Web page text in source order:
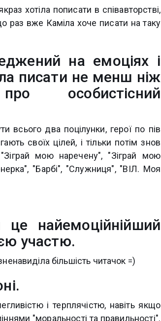
хотіла пописати в співавторстві,
раз вже Каміла хоче писати на таку
на емоціях і
писати не менш ніж
особистісний
два поцілунки, герої по пів
своїх цілей, і тільки потім знов
мою наречену", "Зіграй мою
"Барбі", "Служниця", "ВІЛ. Моя
найемоційнійший
участю.
більшість читачок =)
і терплячістю, навіть якщо
"моральності та правильності".